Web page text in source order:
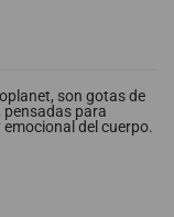
son gotas de
pensadas para
del cuerpo.